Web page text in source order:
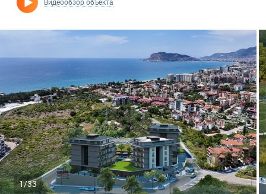
Видеообзор объекта
1/33